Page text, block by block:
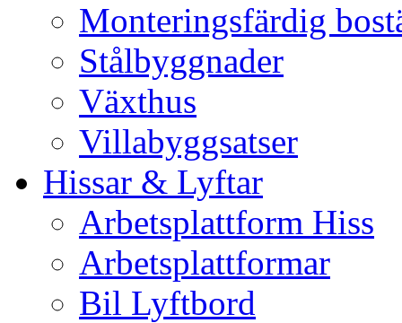
Monteringsfärdig
Stålbyggnader
Växthus
Villabyggsatser
Hissar & Lyftar
Arbetsplattform Hiss
Arbetsplattformar
Bil Lyftbord